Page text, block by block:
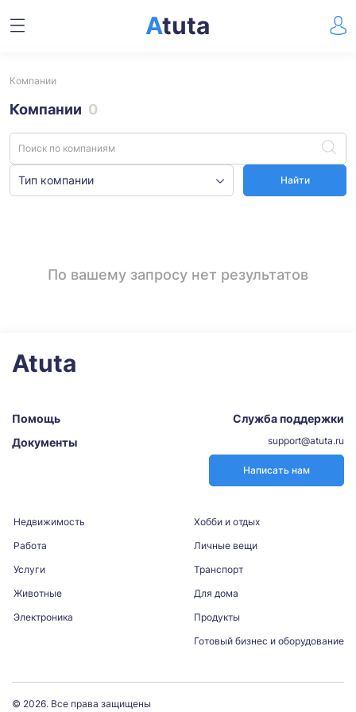
Atuta
Компании
Компании 0
Тип компании Найти
По вашему запросу нет результатов
Atuta
Помощь
Документы
Служба поддержки
support@atuta.ru
Написать нам
Недвижимость
Работа
Услуги
Животные
Электроника
Хобби и отдых
Личные вещи
Транспорт
Для дома
Продукты
Готовый бизнес и оборудование
© 2026. Все права защищены